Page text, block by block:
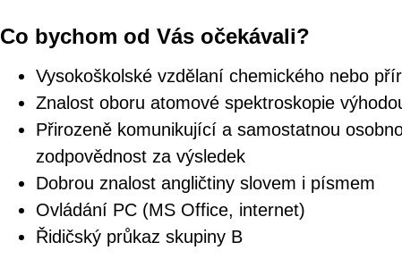
Co bychom od Vás očekávali?
Vysokoškolské vzdělaní chemického nebo
Znalost oboru atomové spektroskopie
Přirozeně komunikující a samostatnou
zodpovědnost za výsledek
Dobrou znalost angličtiny slovem i písmem
Ovládání PC (MS Office, internet)
Řidičský průkaz skupiny B